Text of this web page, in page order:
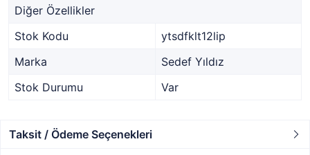
Diğer Özellikler
Stok Kodu
ytsdfklt12lip
Marka
Sedef Yıldız
Stok Durumu
Var
Taksit / Ödeme Seçenekleri